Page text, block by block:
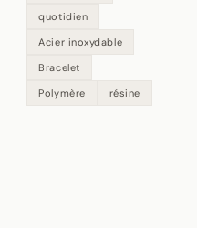
quotidien
Acier inoxydable
Bracelet
Polymère
résine